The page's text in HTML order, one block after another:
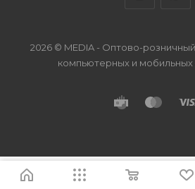
2026 © MEDIA - Оптово-
компьютерных и мобильных